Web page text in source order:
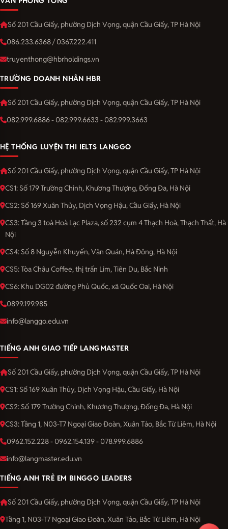
Số 201 Cầu Giấy, phường Dịch Vọng, quận Cầu Giấy, TP Hà Nội
086.233.6368 / 0367.222.411
truyenthong@hbrholdings.vn
TRƯỜNG DOANH NHÂN HBR
Số 201 Cầu Giấy, phường Dịch Vọng, quận Cầu Giấy, TP Hà Nội
082.999.6886 - 082.999.6633 - 082.999.3663
HỆ THỐNG LUYỆN THI IELTS LANGGO
Số 201 Cầu Giấy, phường Dịch Vọng, quận Cầu Giấy, TP Hà Nội
CS1: Số 179 Trường Chinh, Khương Thượng, Đống Đa, Hà Nội
CS2: Số 169 Xuân Thủy, Dịch Vọng Hậu, Cầu Giấy, Hà Nội
CS3: Tầng 3 toà Hoà Lạc Plaza, số 232 cụm 4 Thạch Hoà, Thạch Thất, Hà
Nội
CS4: Số 8 Nguyễn Khuyến, Văn Quán, Hà Đông, Hà Nội
CS5: Tòa Châu Coffee, thị trấn Lim, Tiên Du, Bắc Ninh
CS6: Khu DG02 đường Phủ Quốc, xã Quốc Oai, Hà Nội
0899.199.985
info@langgo.edu.vn
TIẾNG ANH GIAO TIẾP LANGMASTER
Số 201 Cầu Giấy, phường Dịch Vọng, quận Cầu Giấy, TP Hà Nội
CS1: Số 169 Xuân Thủy, Dịch Vọng Hậu, Cầu Giấy, Hà Nội
CS2: Số 179 Trường Chinh, Khương Thượng, Đống Đa, Hà Nội
CS3: Tầng 1, N03-T7 Ngoại Giao Đoàn, Xuân Tảo, Bắc Từ Liêm, Hà Nội
0962.152.228 - 0962.154.139 - 078.999.6886
info@langmaster.edu.vn
TIẾNG ANH TRẺ EM BINGGO LEADERS
Số 201 Cầu Giấy, phường Dịch Vọng, quận Cầu Giấy, TP Hà Nội
Tầng 1, N03-T7 Ngoại Giao Đoàn, Xuân Tảo, Bắc Từ Liêm, Hà Nội